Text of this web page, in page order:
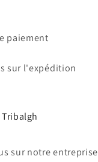
paiement
sur l'expédition
sur notre entreprise